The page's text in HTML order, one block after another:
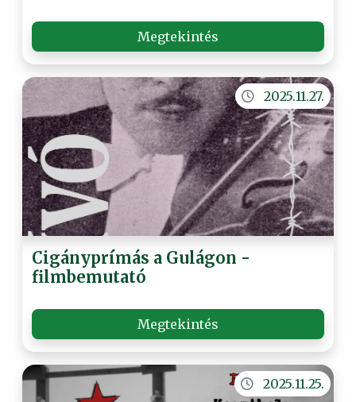
Megtekintés
2025.11.27.
Cigányprímás a Gulágon -
filmbemutató
Megtekintés
2025.11.25.